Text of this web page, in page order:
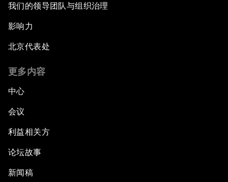
我们的领导团队与组织治理
影响力
北京代表处
更多内容
中心
会议
利益相关方
论坛故事
新闻稿